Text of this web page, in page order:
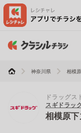
神奈川県 相模
ドラッグス
スギドラッ
相模原